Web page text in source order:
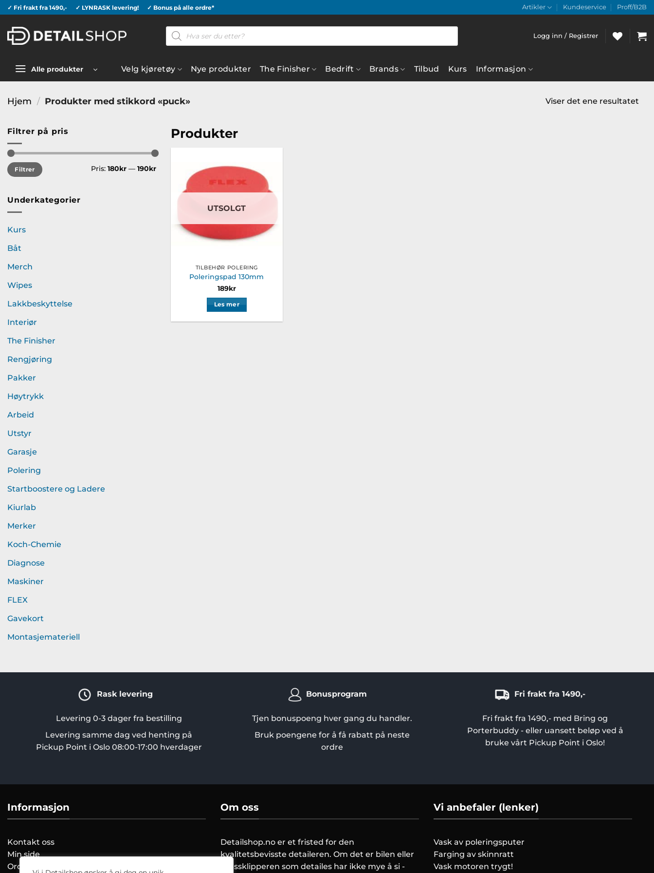
Skip
to
content
✓ Fri frakt fra 1490,- ✓ LYNRASK levering! ✓ Bonus på alle ordre* Artikler Kundeservice Proff/B2B
Products
search
Logg inn / Registrer
Alle produkter Velg kjøretøy Nye produkter The Finisher Bedrift Brands Tilbud Kurs Informasjon
Hjem / Produkter med stikkord «puck» Viser det ene resultatet
Filtrer på pris
Min.
pris
Makspris
Filtrer Pris: 180kr — 190kr
Underkategorier
Kurs
Båt
Merch
Wipes
Lakkbeskyttelse
Interiør
The Finisher
Rengjøring
Pakker
Høytrykk
Arbeid
Utstyr
Garasje
Polering
Startboostere og Ladere
Kiurlab
Merker
Koch-Chemie
Diagnose
Maskiner
FLEX
Gavekort
Montasjemateriell
Produkter
Legg til
ønskeliste
UTSOLGT
TILBEHØR POLERING
Poleringspad 130mm
189kr
Les mer
Rask levering
Levering 0-3 dager fra bestilling
Levering samme dag ved henting på
Pickup Point i Oslo 08:00-17:00 hverdager
Bonusprogram
Tjen bonuspoeng hver gang du handler.
Bruk poengene for å få rabatt på neste
ordre
Fri frakt fra 1490,-
Fri frakt fra 1490,- med Bring og
Porterbuddy - eller uansett beløp ved å
bruke vårt Pickup Point i Oslo!
Informasjon
Kontakt oss
Min side
Ordreoversikt
Om oss
Detailshop.no er et fristed for den
kvalitetsbevisste detaileren. Om det er bilen eller
gressklipperen som detailes har ikke mye å si -
Vi anbefaler (lenker)
Vask av poleringsputer
Farging av skinnratt
Vask motoren trygt!